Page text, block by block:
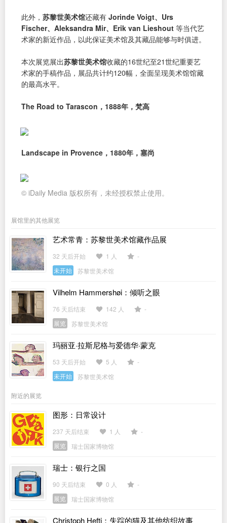
此外， 苏黎世美术馆还藏有 Jorinde Voigt、Urs
Fischer、Aleksandra Mir、Erik van Lieshout 等当代艺
术家的新近作品，以此保证美术馆及其藏品能够与时俱进。
本次展览展出苏黎世美术馆收藏的16世纪至21世纪重要艺
术家的手稿作品，展品共计约120幅，全面呈现美术馆馆藏
的最高水平。
The Road to Tarascon，1888年，梵高
Landscape in Provence，1880年，塞尚
© iDaily Media 版权所有，未经授权禁止使用。
展馆里的其他展览
艺术常青：苏黎世美术馆藏作品展
32 天后开始 1 人
-
未开始
苏黎世美术馆
Vilhelm Hammershøi：倾听之眼
76 天后结束 142 人
-
展览
苏黎世美术馆
玛丽亚·拉斯尼格与爱德华·蒙克
53 天后开始 5 人
-
未开始
苏黎世美术馆
附近的展览
图形：日常设计
237 天后结束 1 人
-
展览
瑞士国家博物馆
瑞士：银行之国
90 天后结束 0 人
-
展览
瑞士国家博物馆
Christoph Hefti：失踪的猫及其他纺织故事